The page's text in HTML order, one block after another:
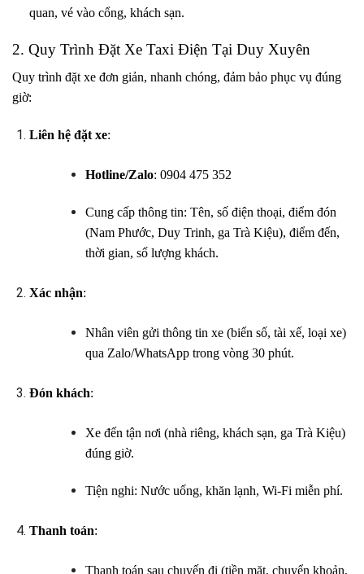
quan, vé vào cổng, khách sạn.
2. Quy Trình Đặt Xe Taxi Điện Tại Duy Xuyên
Quy trình đặt xe đơn giản, nhanh chóng, đảm bảo phục vụ đúng
giờ:
Liên hệ đặt xe:
Hotline/Zalo: 0904 475 352
Cung cấp thông tin: Tên, số điện thoại, điểm đón
(Nam Phước, Duy Trinh, ga Trà Kiệu), điểm đến,
thời gian, số lượng khách.
Xác nhận:
Nhân viên gửi thông tin xe (biển số, tài xế, loại xe)
qua Zalo/WhatsApp trong vòng 30 phút.
Đón khách:
Xe đến tận nơi (nhà riêng, khách sạn, ga Trà Kiệu)
đúng giờ.
Tiện nghi: Nước uống, khăn lạnh, Wi-Fi miễn phí.
Thanh toán:
Thanh toán sau chuyến đi (tiền mặt, chuyển khoản,